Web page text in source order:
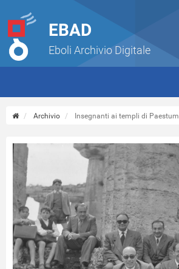
EBAD
Eboli Archivio Digitale
Archivio Insegnanti ai templi di Paestum